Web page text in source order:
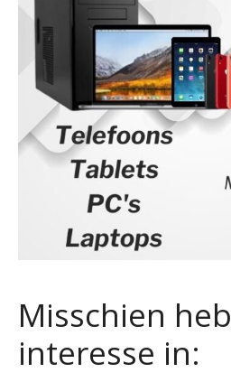
Misschien
interesse in: